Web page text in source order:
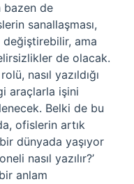
bazen de
sanallaşması,
değiştirebilir, ama
de olacak.
nasıl yazıldığı
araçlarla işini
Belki de bu
ofislerin artık
dünyada yaşıyor
nasıl yazılır?’
anlam